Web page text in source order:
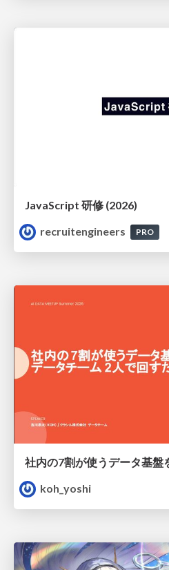
JavaScript 研修 (2026)
recruitengineers
PRO
koh_yoshi